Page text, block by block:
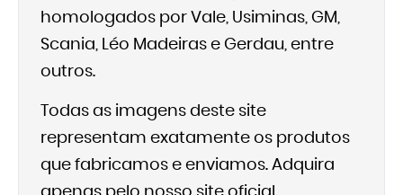
homologados por Vale, Usiminas, GM,
Scania, Léo Madeiras e Gerdau, entre
outros.
Todas as imagens deste site
representam exatamente os produtos
que fabricamos e enviamos. Adquira